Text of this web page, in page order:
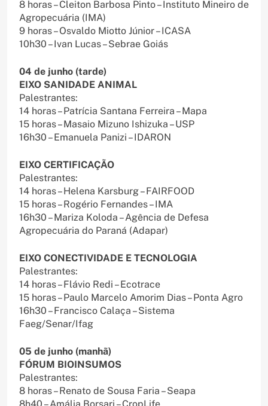
8 horas – Cleiton Barbosa Pinto – Instituto Mineiro de
Agropecuária (IMA)
9 horas – Osvaldo Miotto Júnior – ICASA
10h30 – Ivan Lucas – Sebrae Goiás
04 de junho (tarde)
EIXO SANIDADE ANIMAL
Palestrantes:
14 horas – Patrícia Santana Ferreira – Mapa
15 horas – Masaio Mizuno Ishizuka – USP
16h30 – Emanuela Panizi – IDARON
EIXO CERTIFICAÇÃO
Palestrantes:
14 horas – Helena Karsburg – FAIRFOOD
15 horas – Rogério Fernandes – IMA
16h30 – Mariza Koloda – Agência de Defesa
Agropecuária do Paraná (Adapar)
EIXO CONECTIVIDADE E TECNOLOGIA
Palestrantes:
14 horas – Flávio Redi – Ecotrace
15 horas – Paulo Marcelo Amorim Dias – Ponta Agro
16h30 – Francisco Calaça – Sistema
Faeg/Senar/Ifag
05 de junho (manhã)
FÓRUM BIOINSUMOS
Palestrantes:
8 horas – Renato de Sousa Faria – Seapa